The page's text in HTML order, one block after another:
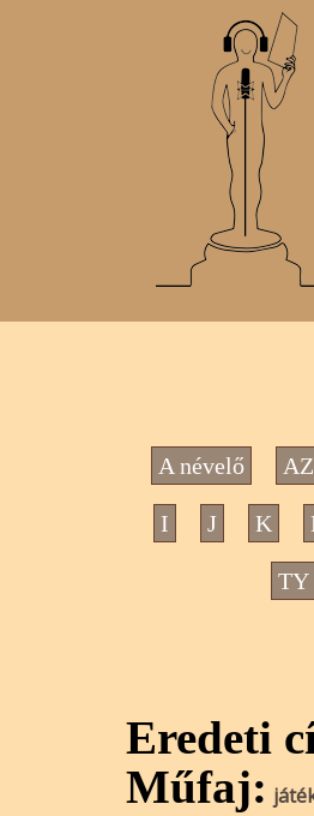
A névelő
I J K
TY
Eredeti
Műfaj: